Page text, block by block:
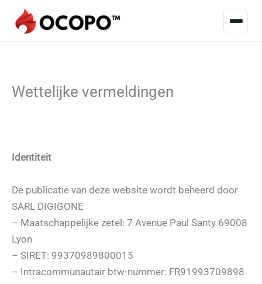
Wettelijke vermeldingen
Identiteit
De publicatie van deze website wordt beheerd door
SARL DIGIGONE
– Maatschappelijke zetel: 7 Avenue Paul Santy 69008
Lyon
– SIRET: 99370989800015
– Intracommunautair btw-nummer: FR91993709898